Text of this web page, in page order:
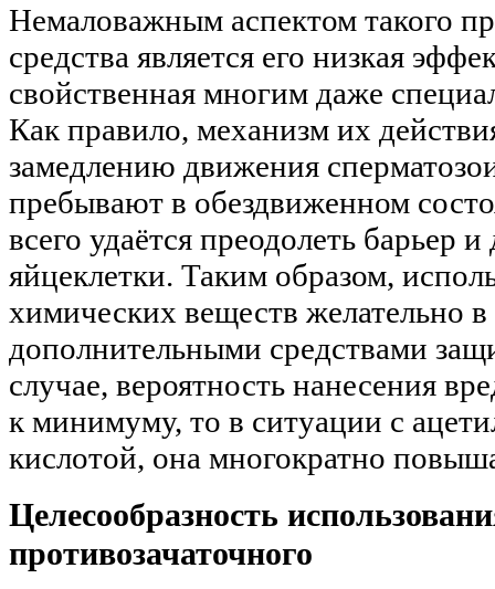
Немаловажным аспектом такого
средства является его низкая
свойственная многим даже
Как правило, механизм их
замедлению движения
пребывают в обездвиженном
всего удаётся преодолеть барьер и
яйцеклетки. Таким образом,
химических веществ желательно
дополнительными средствами
случае, вероятность нанесения
к минимуму, то в ситуации с
кислотой, она многократно
Целесообразность
противозачаточного